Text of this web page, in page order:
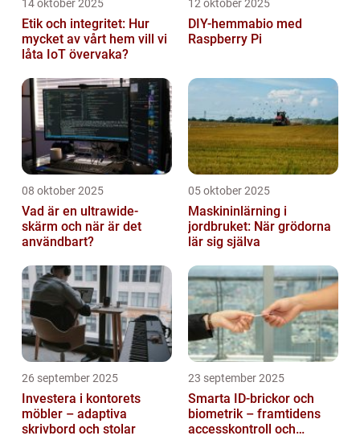
14 oktober 2025
Etik och integritet: Hur
mycket av vårt hem vill vi
låta IoT övervaka?
12 oktober 2025
DIY-hemmabio med
Raspberry Pi
08 oktober 2025
Vad är en ultrawide-
skärm och när är det
användbart?
05 oktober 2025
Maskininlärning i
jordbruket: När grödorna
lär sig själva
26 september 2025
Investera i kontorets
möbler – adaptiva
skrivbord och stolar
23 september 2025
Smarta ID-brickor och
biometrik – framtidens
accesskontroll och